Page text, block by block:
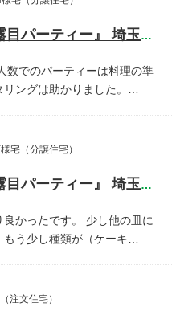
開催しました! 『新築お披露目パーティー』 埼玉県さいたま市 N様宅
数でのパーティーは料理の準
ングは助かりました。…
（分譲住宅）
開催しました! 『新築お披露目パーティー』 埼玉県さいたま市 Y様宅
かったです。
少し他の皿に
う少し種類が（ケーキ…
文住宅）